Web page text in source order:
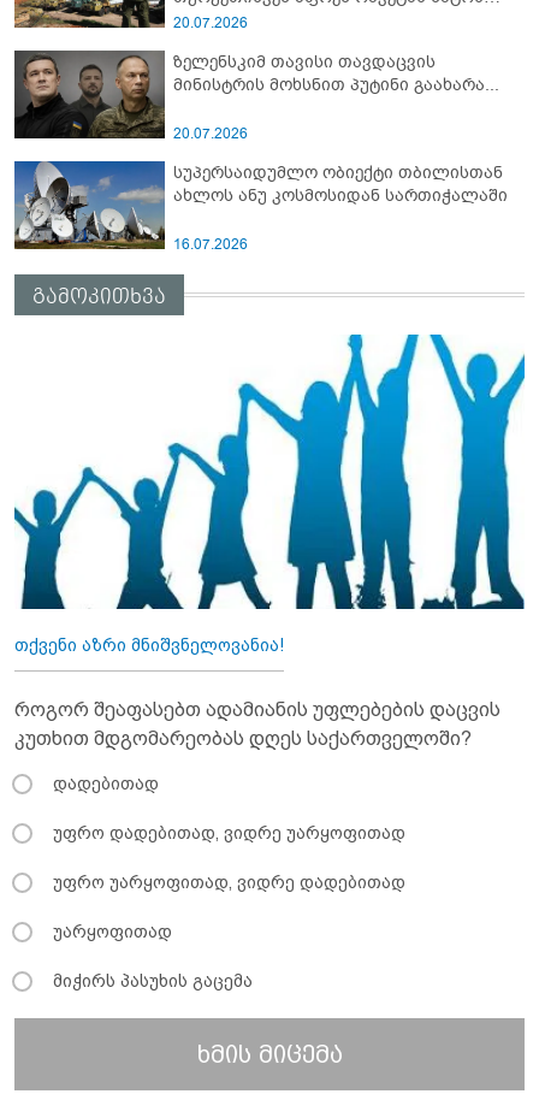
სამიტი კინაღამ ჩაუშლია
20.07.2026
ზელენსკიმ თავისი თავდაცვის
მინისტრის მოხსნით პუტინი გაახარა...
20.07.2026
სუპერსაიდუმლო ობიექტი თბილისთან
ახლოს ანუ კოსმოსიდან სართიჭალაში
16.07.2026
გამოკითხვა
თქვენი აზრი მნიშვნელოვანია!
როგორ შეაფასებთ ადამიანის უფლებების დაცვის
კუთხით მდგომარეობას დღეს საქართველოში?
დადებითად
უფრო დადებითად, ვიდრე უარყოფითად
უფრო უარყოფითად, ვიდრე დადებითად
უარყოფითად
მიჭირს პასუხის გაცემა
ხმის მიცემა